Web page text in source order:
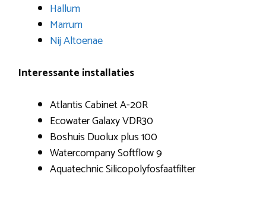
Hallum
Marrum
Nij Altoenae
Interessante installaties
Atlantis Cabinet A-20R
Ecowater Galaxy VDR30
Boshuis Duolux plus 100
Watercompany Softflow 9
Aquatechnic Silicopolyfosfaatfilter